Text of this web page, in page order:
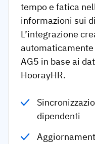
tempo e fatica
informazioni sui
L’integrazione
AG5 in base ai
HoorayHR.
dipendenti